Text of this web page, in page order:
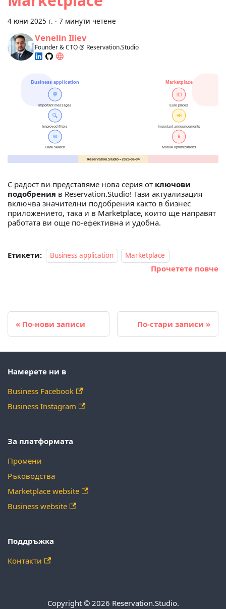
4 юни 2025 г. · 7 минути четене
Venelin Iliev
Founder & CTO @ Reservation.Studio
С радост ви представяме нова серия от ключови
подобрения в Reservation.Studio! Тази актуализация
включва значителни подобрения както в бизнес
приложението, така и в Marketplace, които ще направят
работата ви още по-ефективна и удобна.
Етикети: Business application Marketplace
Прочетете повче
По-нови записи По-стари записи
Намерете ни в
Business Facebook
Business Instagram
За платформата
Промени
Ръководства
Marketplace website
Business website
Поддръжка
Контакти
Copyright © 2026 Reservation.Studio.